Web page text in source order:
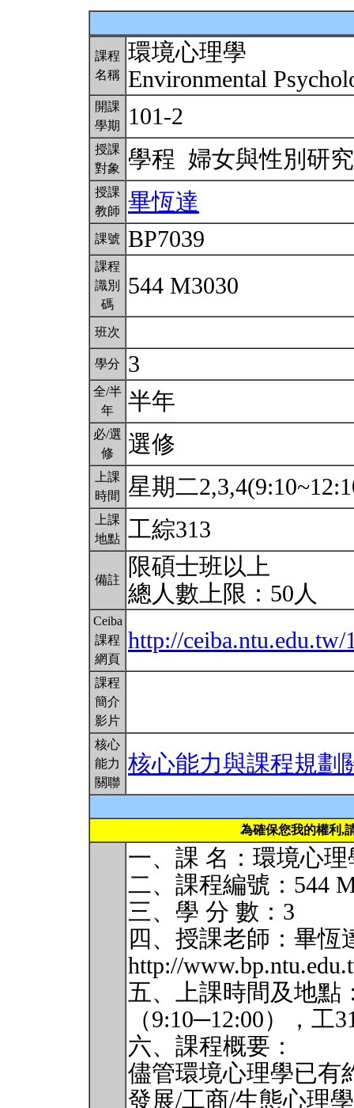
課程
名稱
環境心理學
Environmental
開課
學期
101-2
授課
對象
學程 婦女與性別研
授課
教師
畢恆達
課號 BP7039
課程
識別
碼
544 M3030
班次
學分 3
全/半
年
半年
必/選
修
選修
上課
時間
星期二
上課
地點 工綜313
備註
限碩士班以上
總人數上限：50人
Ceiba
課程
網頁
http://
課程
簡介
影片
核心
能力
關聯
核心能力與課程規劃
為確保您我的權利,
一、課 名：環境心理
二、課程編號：544
三、學 分 數：3
四、授課老師：畢恆
http://
五、上課時間及地點
（9:10─12:00），工
六、課程概要：
儘管環境心理學已有
發展/工商/生態心理